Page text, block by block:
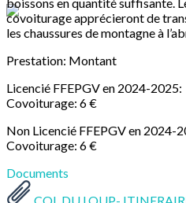
covoiturage apprécieront de
les chaussures de montagne à
Prestation: Montant
Licencié FFEPGV en 2024-
Covoiturage: 6 €
Non Licencié FFEPGV en 2024-
Covoiturage: 6 €
Documents